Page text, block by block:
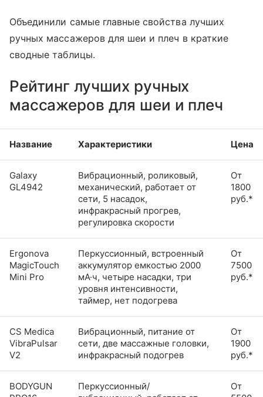
Объединили самые главные свойства лучших
ручных массажеров для шеи и плеч в краткие
сводные таблицы.
Рейтинг лучших ручных
массажеров для шеи и плеч
Название Характеристики Цена
Galaxy
GL4942
Вибрационный, роликовый,
механический, работает от
сети, 5 насадок,
инфракрасный прогрев,
регулировка скорости
От
1800
руб.*
Ergonova
MagicTouch
Mini Pro
Перкуссионный, встроенный
аккумулятор емкостью 2000
мА·ч, четыре насадки, три
уровня интенсивности,
таймер, нет подогрева
От
7500
руб.*
CS Medica
VibraPulsar
V2
Вибрационный, питание от
сети, две массажные головки,
инфракрасный подогрев
От
1900
руб.*
BODYGUN
Перкуссионный/
От